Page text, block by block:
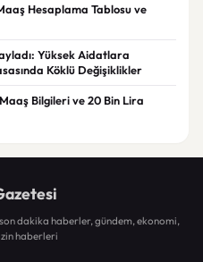
Hesaplama Tablosu ve
Yüksek Aidatlara
Köklü Değişiklikler
Bilgileri ve 20 Bin Lira
dakika haberler, gündem, ekonomi,
haberleri